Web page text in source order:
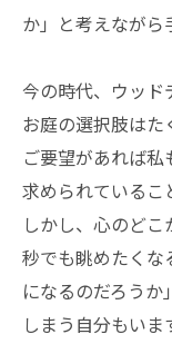
か」と考えながら
今の時代、ウッド
お庭の選択肢はた
ご要望があれば
求められているこ
しかし、心のど
秒でも眺めたくな
になるのだろう
しまう自分もいま